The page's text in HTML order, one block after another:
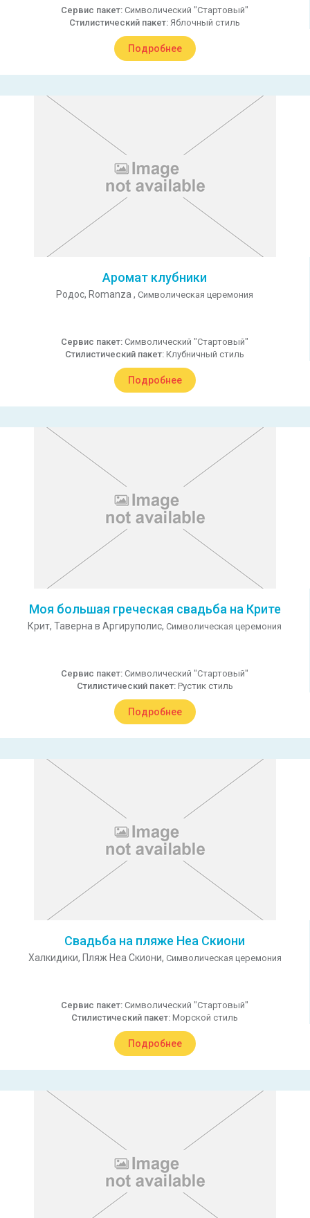
Сервис пакет: Символический "Стартовый"
Стилистический пакет: Яблочный стиль
Подробнее
Аромат клубники
Родос, Romanza , Символическая церемония
Сервис пакет: Символический "Стартовый"
Стилистический пакет: Клубничный стиль
Подробнее
Моя большая греческая свадьба на Крите
Крит, Таверна в Аргируполис, Символическая церемония
Сервис пакет: Символический "Стартовый"
Стилистический пакет: Рустик стиль
Подробнее
Свадьба на пляже Неа Скиони
Халкидики, Пляж Неа Скиони, Символическая церемония
Сервис пакет: Символический "Стартовый"
Стилистический пакет: Морской стиль
Подробнее